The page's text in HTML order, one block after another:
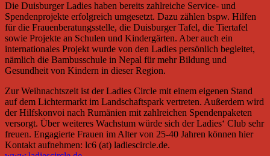
Die Duisburger Ladies haben bereits zahlreiche Service- und
Spendenprojekte erfolgreich umgesetzt. Dazu zählen bspw. Hilfen
für die Frauenberatungsstelle, die Duisburger Tafel, die Tiertafel
sowie Projekte an Schulen und Kindergärten. Aber auch ein
internationales Projekt wurde von den Ladies persönlich begleitet,
nämlich die Bambusschule in Nepal für mehr Bildung und
Gesundheit von Kindern in dieser Region.
Zur Weihnachtszeit ist der Ladies Circle mit einem eigenen Stand
auf dem Lichtermarkt im Landschaftspark vertreten. Außerdem wird
der Hilfskonvoi nach Rumänien mit zahlreichen Spendenpaketen
versorgt. Über weiteres Wachstum würde sich der Ladies‘ Club sehr
freuen. Engagierte Frauen im Alter von 25-40 Jahren können hier
Kontakt aufnehmen: lc6 (at) ladiescircle.de.